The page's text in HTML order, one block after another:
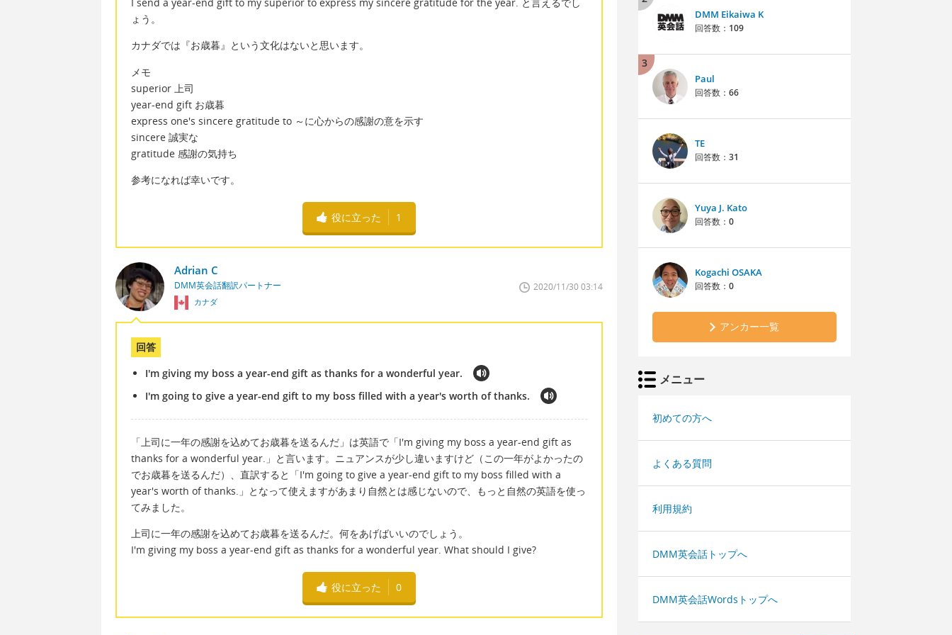
ょう。
カナダでは『お歳暮』という文化はないと思います。
メモ
superior 上司
year-end gift お歳暮
express one's sincere gratitude to ～に心からの感謝の意を示す
sincere 誠実な
gratitude 感謝の気持ち
参考になれば幸いです。
役に立った 1
Adrian C
DMM英会話翻訳パートナー
カナダ
2020/11/30 03:14
回答
I'm giving my boss a year-end gift as thanks for a wonderful year.
I'm going to give a year-end gift to my boss filled with a year's worth of thanks.
「上司に一年の感謝を込めてお歳暮を送るんだ」は英語で「I'm giving my boss a year-end gift as
thanks for a wonderful year.」と言います。ニュアンスが少し違いますけど（この一年がよかったの
でお歳暮を送るんだ）、直訳すると「I'm going to give a year-end gift to my boss filled with a
year's worth of thanks.」となって使えますがあまり自然とは感じないので、もっと自然の英語を使っ
てみました。
上司に一年の感謝を込めてお歳暮を送るんだ。何をあげばいいのでしょう。
I'm giving my boss a year-end gift as thanks for a wonderful year. What should I give?
役に立った 0
DMM Eikaiwa K
回答数： 109
3
Paul
回答数： 66
TE
回答数： 31
Yuya J. Kato
回答数： 0
Kogachi OSAKA
回答数： 0
アンカー一覧
メニュー
初めての方へ
よくある質問
利用規約
DMM英会話トップへ
DMM英会話Wordsトップへ